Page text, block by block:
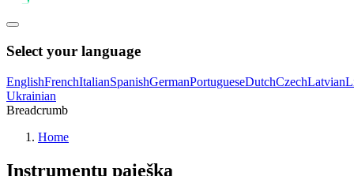
Select your language
EnglishFrenchItalianSpanishGermanPortugueseDutchCzechLatvian
Ukrainian
Breadcrumb
Home
Instrumentų paieška